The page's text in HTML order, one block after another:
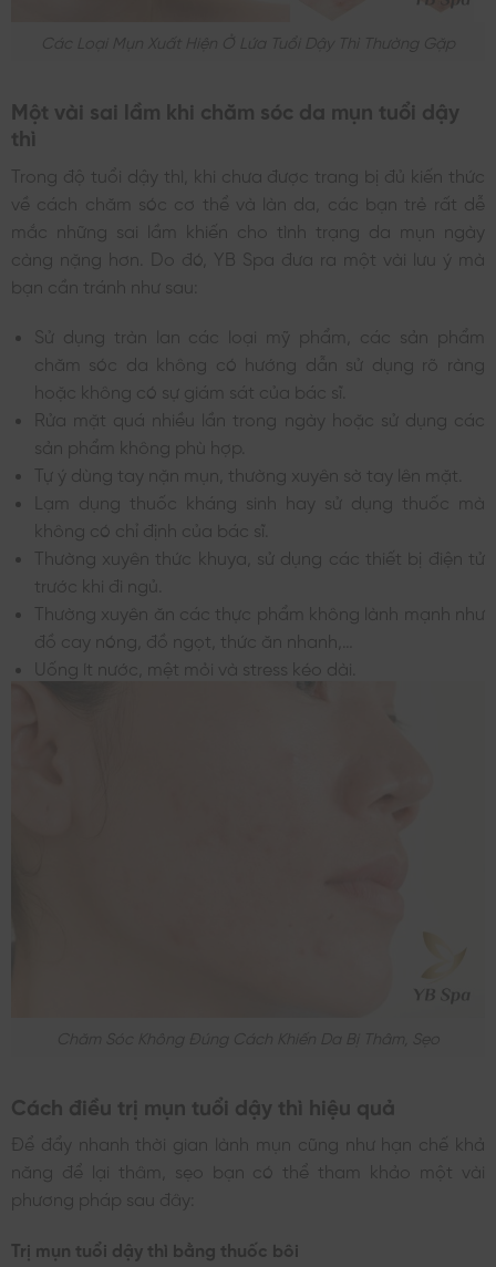
Các Loại Mụn Xuất Hiện Ở Lứa Tuổi Dậy Thì Thường Gặp
Một vài sai lầm khi chăm sóc da mụn tuổi dậy
thì
Trong độ tuổi dậy thì, khi chưa được trang bị đủ kiến thức
về cách chăm sóc cơ thể và làn da, các bạn trẻ rất dễ
mắc những sai lầm khiến cho tình trạng da mụn ngày
càng nặng hơn. Do đó, YB Spa đưa ra một vài lưu ý mà
bạn cần tránh như sau:
Sử dụng tràn lan các loại mỹ phẩm, các sản phẩm
chăm sóc da không có hướng dẫn sử dụng rõ ràng
hoặc không có sự giám sát của bác sĩ.
Rửa mặt quá nhiều lần trong ngày hoặc sử dụng các
sản phẩm không phù hợp.
Tự ý dùng tay nặn mụn, thường xuyên sờ tay lên mặt.
Lạm dụng thuốc kháng sinh hay sử dụng thuốc mà
không có chỉ định của bác sĩ.
Thường xuyên thức khuya, sử dụng các thiết bị điện tử
trước khi đi ngủ.
Thường xuyên ăn các thực phẩm không lành mạnh như
đồ cay nóng, đồ ngọt, thức ăn nhanh,…
Uống ít nước, mệt mỏi và stress kéo dài.
Chăm Sóc Không Đúng Cách Khiến Da Bị Thâm, Sẹo
Cách điều trị mụn tuổi dậy thì hiệu quả
Để đẩy nhanh thời gian lành mụn cũng như hạn chế khả
năng để lại thâm, sẹo bạn có thể tham khảo một vài
phương pháp sau đây:
Trị mụn tuổi dậy thì bằng thuốc bôi